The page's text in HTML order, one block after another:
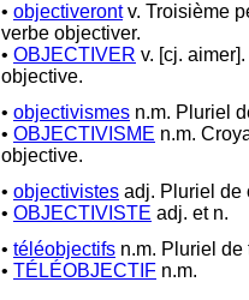
• objectiverontv. Troisième
verbe objectiver.
• OBJECTIVER v. [cj.
objective.
• objectivismes n.m. Pluriel
• OBJECTIVISME n.m.
objective.
• objectivistes adj. Pluriel de
• OBJECTIVISTE adj. et n.
• téléobjectifs n.m. Pluriel de
• TÉLÉOBJECTIF n.m.